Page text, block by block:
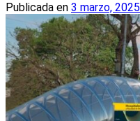
Publicada en 3 marzo, 2025